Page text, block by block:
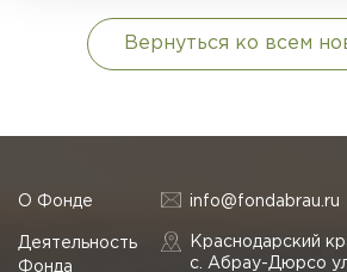
Вернуться ко всем
О Фонде
Деятельность
Фонда
info@fondabrau.ru
Краснодарский
с. Абрау-Дюрсо